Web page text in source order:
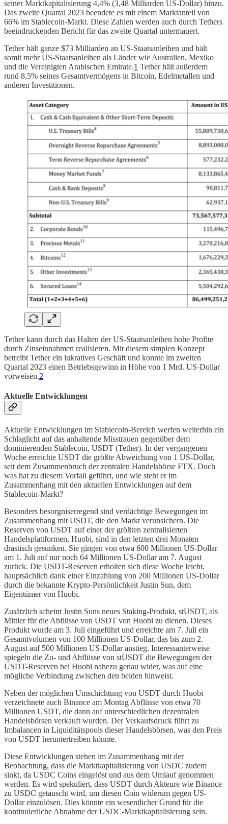
seiner Marktkapitalisierung 4,4% (3,48 Milliarden US-Dollar) hinzu.
Das zweite Quartal 2023 beendete es mit einem Marktanteil von
66% im Stablecoin-Markt. Diese Zahlen werden auch durch Tethers
beeindruckenden Bericht für das zweite Quartal untermauert.
Tether hält ganze $73 Milliarden an US-Staatsanleihen und hält
somit mehr US-Staatsanleihen als Länder wie Australien, Mexiko
und die Vereinigten Arabischen Emirate.1 Tether hält außerdem
rund 8,5% seines Gesamtvermögens in Bitcoin, Edelmetallen und
anderen Investitionen.
Tether kann durch das Halten der US-Staatsanleihen hohe Profite
durch Zinseinnahmen realisieren. Mit diesem simplen Konzept
betreibt Tether ein lukratives Geschäft und konnte im zweiten
Quartal 2023 einen Betriebsgewinn in Höhe von 1 Mrd. US-Dollar
vorweisen.2
Aktuelle Entwicklungen
Aktuelle Entwicklungen im Stablecoin-Bereich werfen weiterhin ein
Schlaglicht auf das anhaltende Misstrauen gegenüber dem
dominierenden Stablecoin, USDT (Tether). In der vergangenen
Woche erreichte USDT die größte Abweichung von 1 US-Dollar,
seit dem Zusammenbruch der zentralen Handelsbörse FTX. Doch
was hat zu diesem Vorfall geführt, und wie steht er im
Zusammenhang mit den aktuellen Entwicklungen auf dem
Stablecoin-Markt?
Besonders besorgniserregend sind verdächtige Bewegungen im
Zusammenhang mit USDT, die den Markt verunsichern. Die
Reserven von USDT auf einer der größten zentralisierten
Handelsplattformen, Huobi, sind in den letzten drei Monaten
drastisch gesunken. Sie gingen von etwa 600 Millionen US-Dollar
am 1. Juli auf nur noch 64 Millionen US-Dollar am 7. August
zurück. Die USDT-Reserven erholten sich diese Woche leicht,
hauptsächlich dank einer Einzahlung von 200 Millionen US-Dollar
durch die bekannte Krypto-Persönlichkeit Justin Sun, dem
Eigentümer von Huobi.
Zusätzlich scheint Justin Suns neues Staking-Produkt, stUSDT, als
Mittler für die Abflüsse von USDT von Huobi zu dienen. Dieses
Produkt wurde am 3. Juli eingeführt und erreichte am 7. Juli ein
Gesamtvolumen von 100 Millionen US-Dollar, das bis zum 2.
August auf 500 Millionen US-Dollar anstieg. Interessanterweise
spiegeln die Zu- und Abflüsse von stUSDT die Bewegungen der
USDT-Reserven bei Huobi nahezu genau wider, was auf eine
mögliche Verbindung zwischen den beiden hinweist.
Neben der möglichen Umschichtung von USDT durch Huobi
verzeichnete auch Binance am Montag Abflüsse von etwa 70
Millionen USDT, die dann auf unterschiedlichen dezentralen
Handelsbörsen verkauft wurden. Der Verkaufsdruck führt zu
Imbalancen in Liquiditätspools dieser Handelsbörsen, was den Preis
von USDT heruntertreiben könnte.
Diese Entwicklungen stehen im Zusammenhang mit der
Beobachtung, dass die Marktkapitalisierung von USDC zudem
sinkt, da USDC Coins eingelöst und aus dem Umlauf genommen
werden. Es wird spekuliert, dass USDT durch Akteure wie Binance
zu USDC getauscht wird, um diesen Coin widerum gegen US-
Dollar einzulösen. Dies könnte ein wesentlicher Grund für die
kontinuierliche Abnahme der USDC-Marktkapitalisierung sein.